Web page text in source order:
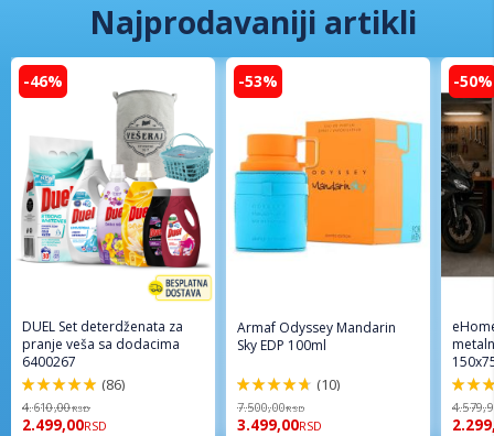
Najprodavaniji artikli
-46%
DUEL Set deterdženata za
pranje veša sa dodacima
6400267
98%
(86)
4.610,00RSD
2.499,00RSD
-53%
Armaf Odyssey Mandarin
Sky EDP 100ml
94%
(10)
7.500,00RSD
3.499,00RSD
-50%
96%